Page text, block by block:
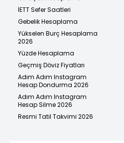
İETT Sefer Saatleri
Gebelik Hesaplama
Yükselen Burç Hesaplama
2026
Yüzde Hesaplama
Geçmiş Döviz Fiyatları
Adım Adım Instagram
Hesap Dondurma 2026
Adım Adım Instagram
Hesap Silme 2026
Resmi Tatil Takvimi 2026